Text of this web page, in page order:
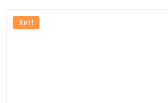
Хит!